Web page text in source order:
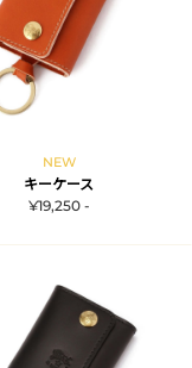
NEW
キーケース
¥19,250 -